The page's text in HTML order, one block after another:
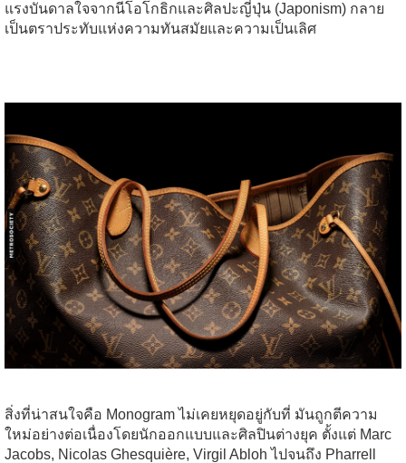
แรงบันดาลใจจากนีโอโกธิกและศิลปะญี่ปุ่น (Japonism) กลาย
เป็นตราประทับแห่งความทันสมัยและความเป็นเลิศ
สิ่งที่น่าสนใจคือ Monogram ไม่เคยหยุดอยู่กับที่ มันถูกตีความ
ใหม่อย่างต่อเนื่องโดยนักออกแบบและศิลปินต่างยุค ตั้งแต่ Marc
Jacobs, Nicolas Ghesquière, Virgil Abloh ไปจนถึง Pharrell